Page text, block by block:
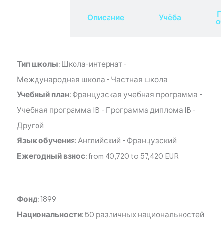
Описание Учёба
Тип школы: Школа-интернат -
Международная школа - Частная школа
Учебный план: Французская учебная программа -
Учебная программа IB - Программа диплома IB -
Другой
Язык обучения: Английский - Французский
Ежегодный взнос: from 40,720 to 57,420 EUR
Фонд: 1899
Национальности: 50 различных национальностей